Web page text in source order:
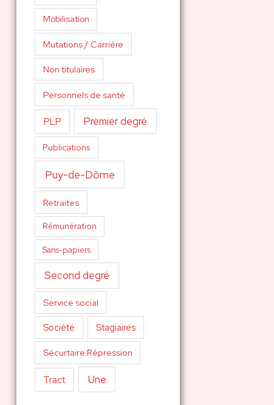
Mobilisation
Mutations / Carrière
Non titulaires
Personnels de santé
PLP Premier degré
Publications
Puy-de-Dôme
Retraites
Rémunération
Sans-papiers
Second degré
Service social
Société Stagiaires
Sécurtaire Répression
Tract Une